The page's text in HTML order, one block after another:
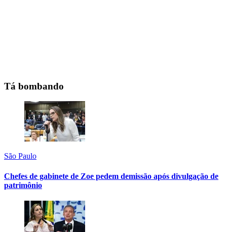
Tá bombando
São Paulo
Chefes de gabinete de Zoe pedem demissão após divulgação de
patrimônio